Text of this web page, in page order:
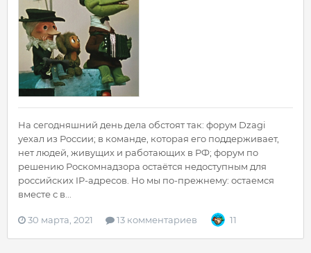
На сегодняшний день дела обстоят так: форум Dzagi
уехал из России; в команде, которая его поддерживает,
нет людей, живущих и работающих в РФ; форум по
решению Роскомнадзора остаётся недоступным для
российских IP-адресов. Но мы по-прежнему: остаемся
вместе с в...
30 марта, 2021 13 комментариев 11